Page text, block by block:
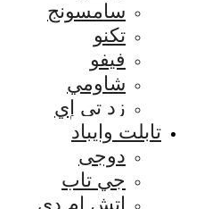
سامسونج
تكنو
فيفو
شاومي
زد تي إي
تابلت وايباد
دوجى
جي تاب
اتش ام دى